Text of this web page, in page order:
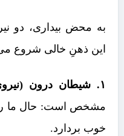
به محض بیداری، دو
این ذهنِ خالی شروع
۱. شیطان درون (نیروی منفی) 👹:
مشخص است: حال ما را
خوب بردارد.